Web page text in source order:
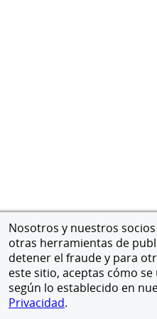
Nosotros y nuestros
otras herramientas de
detener el fraude y para
este sitio, aceptas cómo
según lo establecido en
Privacidad.